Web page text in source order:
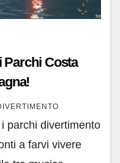
Parchi Costa
parchi divertimento
a farvi vivere